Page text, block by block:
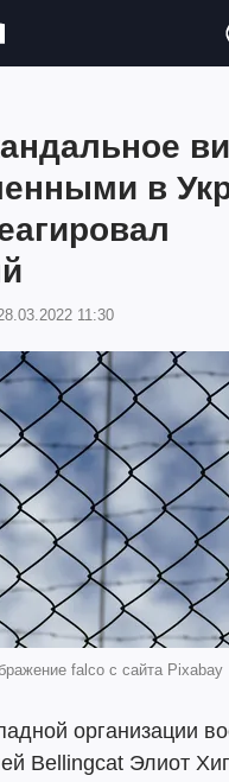
в
11:30
falco с сайта Pixabay
организации
Bellingcat Элиот